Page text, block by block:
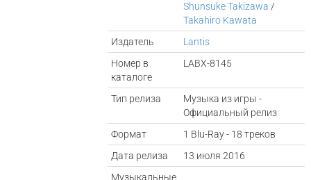
Shunsuke Takizawa /
Takahiro Kawata
Издатель
Lantis
Номер в
каталоге
LABX-8145
Тип релиза
Музыка из игры -
Официальный релиз
Формат
1 Blu-Ray - 18 треков
Дата релиза
13 июля 2016
Музыкальные